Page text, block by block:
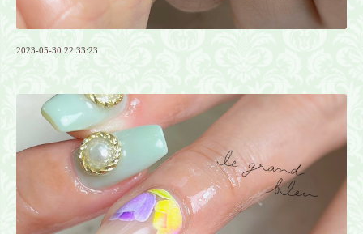
2023-05-30 22:33:23